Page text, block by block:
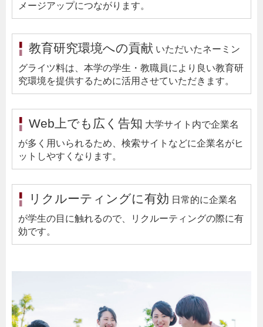
メージアップにつながります。
教育研究環境への貢献 いただいたネーミン
グライツ料は、本学の学生・教職員により良い教育研
究環境を提供するために活用させていただきます。
Web上でも広く告知 大学サイト内で企業名
が多く用いられるため、検索サイトなどに企業名がヒ
ットしやすくなります。
リクルーティングに有効 日常的に企業名
が学生の目に触れるので、リクルーティングの際に有
効です。